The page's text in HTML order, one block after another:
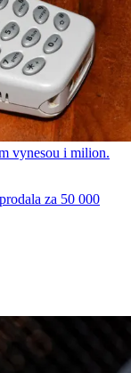
vynesou i milion.
za 50 000